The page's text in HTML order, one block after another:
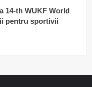
14-th WUKF World
pentru sportivii